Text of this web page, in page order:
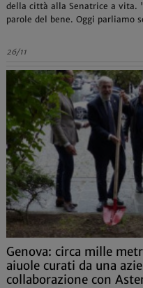
della città alla Senatrice a vita.
parole del bene. Oggi parliamo
26/11
Genova: circa mille
aiuole curati da una
collaborazione con